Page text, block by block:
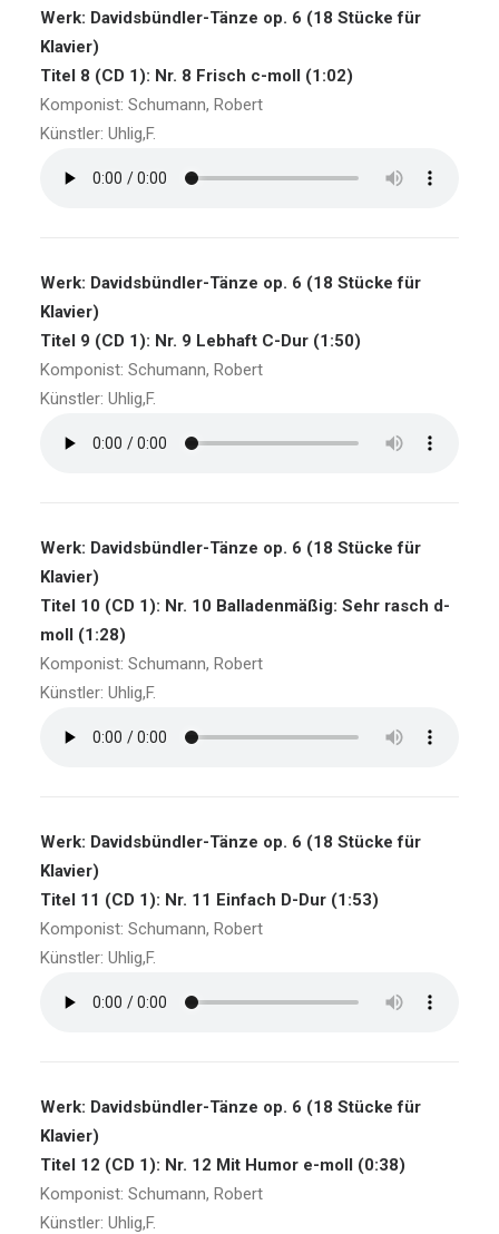
Werk: Davidsbündler-Tänze op. 6 (18 Stücke für
Klavier)
Titel 8 (CD 1): Nr. 8 Frisch c-moll (1:02)
Komponist: Schumann, Robert
Künstler: Uhlig,F.
Werk: Davidsbündler-Tänze op. 6 (18 Stücke für
Klavier)
Titel 9 (CD 1): Nr. 9 Lebhaft C-Dur (1:50)
Komponist: Schumann, Robert
Künstler: Uhlig,F.
Werk: Davidsbündler-Tänze op. 6 (18 Stücke für
Klavier)
Titel 10 (CD 1): Nr. 10 Balladenmäßig: Sehr rasch d-
moll (1:28)
Komponist: Schumann, Robert
Künstler: Uhlig,F.
Werk: Davidsbündler-Tänze op. 6 (18 Stücke für
Klavier)
Titel 11 (CD 1): Nr. 11 Einfach D-Dur (1:53)
Komponist: Schumann, Robert
Künstler: Uhlig,F.
Werk: Davidsbündler-Tänze op. 6 (18 Stücke für
Klavier)
Titel 12 (CD 1): Nr. 12 Mit Humor e-moll (0:38)
Komponist: Schumann, Robert
Künstler: Uhlig,F.